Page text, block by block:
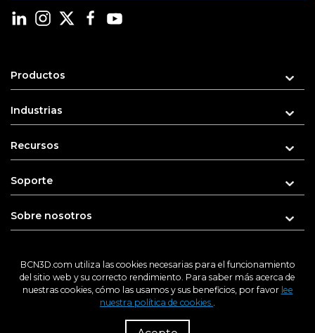
Productos
Industrias
Recursos
Soporte
Sobre nosotros
Introduce tu e-mail para recibir novedades
BCN3D.com utiliza las cookies necesarias para el funcionamiento
del sitio web y su correcto rendimiento. Para saber más acerca de
nuestras cookies, cómo las usamos y sus beneficios, por favor lee
nuestra política de cookies..